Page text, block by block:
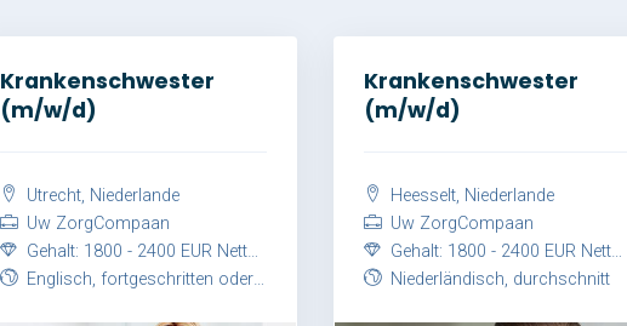
Krankenschwester
(m/w/d)
Utrecht, Niederlande
Uw ZorgCompaan
Gehalt: 1800 - 2400 EUR Netto / Monat
Englisch, fortgeschritten oder Niederländisch, fortgeschritten
Krankenschwester
(m/w/d)
Heesselt, Niederlande
Uw ZorgCompaan
Gehalt: 1800 - 2400 EUR Netto / Monat
Niederländisch, durchschnitt